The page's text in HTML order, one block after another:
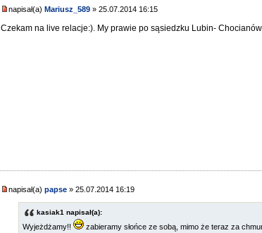
napisał(a) Mariusz_589 » 25.07.2014 16:15
Czekam na live relacje:). My prawie po sąsiedzku Lubin-
napisał(a)papse » 25.07.2014 16:19
kasiak1 napisał(a):
Wyjeżdżamy!! zabieramy słońce ze sobą, mimo że teraz za